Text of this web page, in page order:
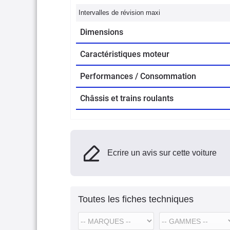
Intervalles de révision maxi
Dimensions
Caractéristiques moteur
Performances / Consommation
Châssis et trains roulants
Ecrire un avis sur cette voiture
Toutes les fiches techniques